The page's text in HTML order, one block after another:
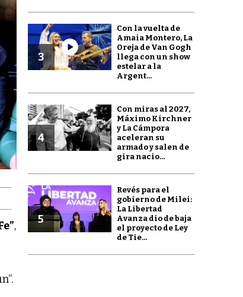
,
3
Con la vuelta de
Amaia Montero, La
Oreja de Van Gogh
llega con un show
estelar a la
Argent...
4
Con miras al 2027,
Máximo Kirchner
y La Cámpora
aceleran su
armado y salen de
gira nacio...
5
Revés para el
gobierno de Milei:
La Libertad
Avanza dio de baja
el proyecto de Ley
de Tie...